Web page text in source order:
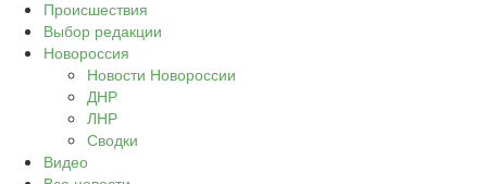
Происшествия
Выбор редакции
Новороссия
Новости Новороссии
ДНР
ЛНР
Сводки
Видео